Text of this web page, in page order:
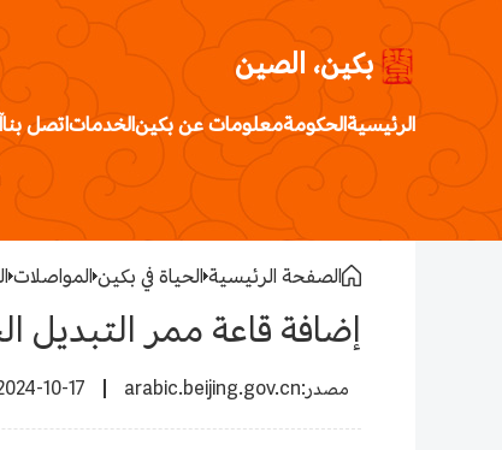
بكين، الصين
الرئيسيةالحكومةمعلومات عن بكينالخدماتاتصل بنا
الصفحة الرئيسية الحياة في بكين المواصلات
إضافة قاعة ممر التبديل
arabic.beijing.gov.cn
10-17